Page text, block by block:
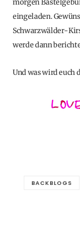
eingeladen.
Schwarzwälder-
werde dann
Und was wird euch
BACKBLOGS